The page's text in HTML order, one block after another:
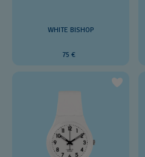
WHITE BISHOP
75 €